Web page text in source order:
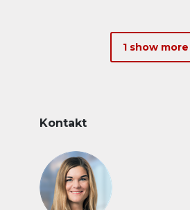
1 show more
Kontakt